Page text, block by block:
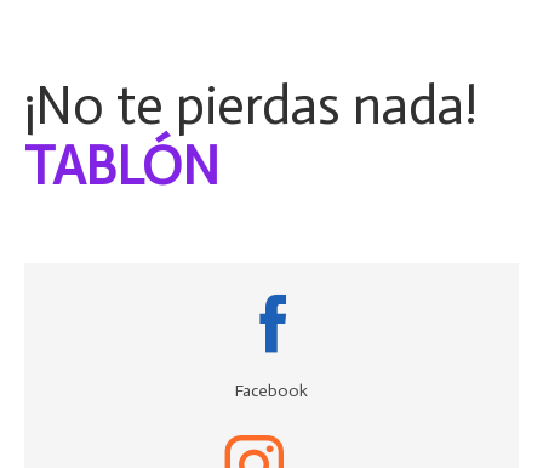
¡No te pierdas nada!
1~Dim}7
Facebook